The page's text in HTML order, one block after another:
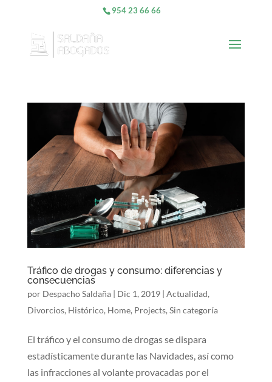
954 23 66 66
Tráfico de drogas y consumo: diferencias y
consecuencias
por Despacho Saldaña| Dic 1, 2019| Actualidad,
Divorcios, Histórico, Home, Projects, Sin categoría
El tráfico y el consumo de drogas se dispara
estadísticamente durante las Navidades, así como
las infracciones al volante provacadas por el